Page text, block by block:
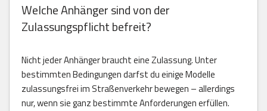
Welche Anhänger sind von der
Zulassungspflicht befreit?
Nicht jeder Anhänger braucht eine Zulassung. Unter
bestimmten Bedingungen darfst du einige Modelle
zulassungsfrei im Straßenverkehr bewegen – allerdings
nur, wenn sie ganz bestimmte Anforderungen erfüllen.